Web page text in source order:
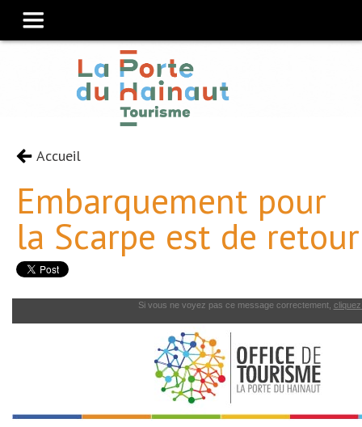
Accueil
Embarquement pour
la Scarpe est de retour
Si vous ne voyez pas ce message correctement,